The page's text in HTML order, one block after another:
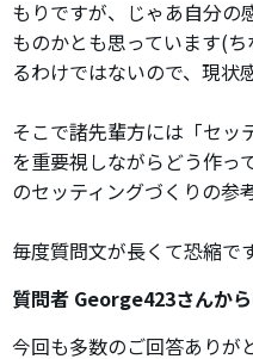
もりですが、じゃあ自分の
ものかとも思っています(
るわけではないので、現状
そこで諸先輩方には「セッ
を重要視しながらどう作っ
のセッティングづくりの参
毎度質問文が長くて恐縮で
質問者 George423さんか
今回も多数のご回答ありが